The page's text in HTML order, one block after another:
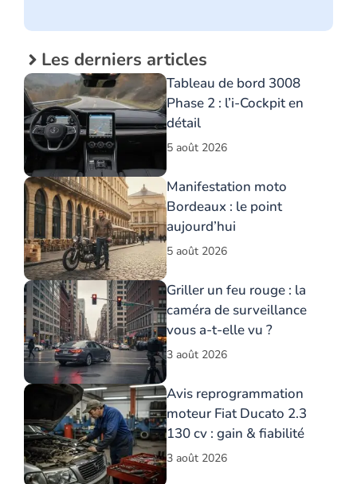
Les derniers articles
Tableau de bord 3008
Phase 2 : l’i-Cockpit en
détail
5 août 2026
Manifestation moto
Bordeaux : le point
aujourd’hui
5 août 2026
Griller un feu rouge : la
caméra de surveillance
vous a-t-elle vu ?
3 août 2026
Avis reprogrammation
moteur Fiat Ducato 2.3
130 cv : gain & fiabilité
3 août 2026